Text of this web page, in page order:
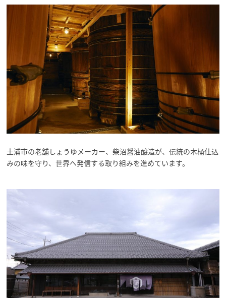
土浦市の老舗しょうゆメーカー、柴沼醤油醸造が、伝統の木桶仕込
みの味を守り、世界へ発信する取り組みを進めています。